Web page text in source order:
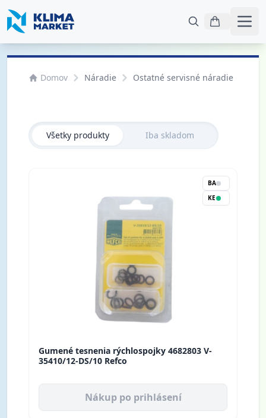
Domov Náradie Ostatné servisné náradie
Všetky produkty Iba skladom
BA
KE
Gumené tesnenia rýchlospojky 4682803 V-
35410/12-DS/10 Refco
Nákup po prihlásení